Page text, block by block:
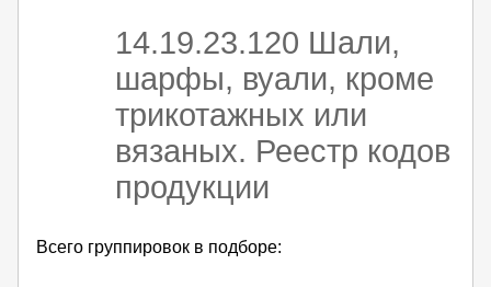
14.19.23.120 Шали,
шарфы, вуали, кроме
трикотажных или
вязаных. Реестр кодов
продукции
Всего группировок в подборе: